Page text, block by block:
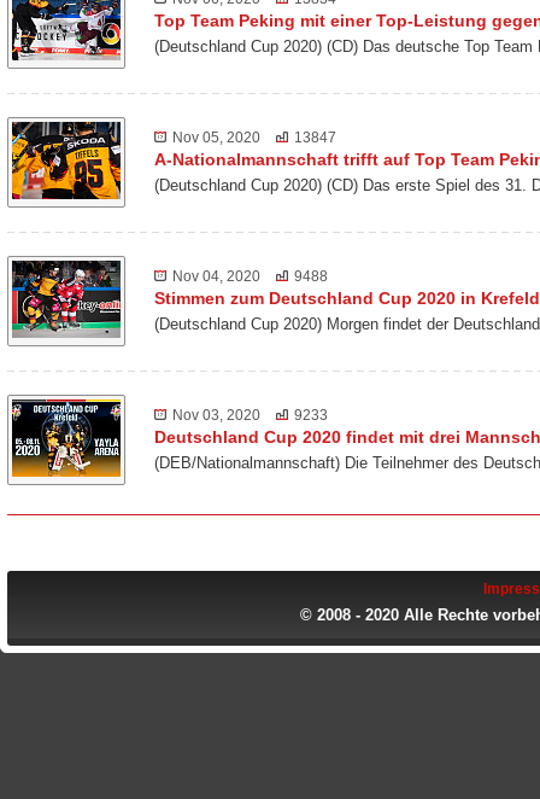
Top Team Peking mit einer Top-Leistung
(Deutschland Cup 2020) (CD) Das deutsche Top
Nov 05, 2020 13847
A-Nationalmannschaft trifft auf Top Team
(Deutschland Cup 2020) (CD) Das erste Spiel des 31.
Nov 04, 2020 9488
Stimmen zum Deutschland Cup 2020 in Krefeld
(Deutschland Cup 2020) Morgen findet der
Nov 03, 2020 9233
Deutschland Cup 2020 findet mit drei
(DEB/Nationalmannschaft) Die Teilnehmer des
© 2008 - 2020 Alle Rechte